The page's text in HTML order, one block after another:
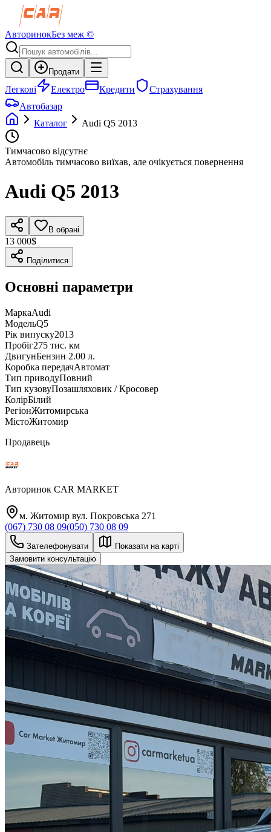
АвторинокБез меж ©
Продати
Легкові Електро Кредити
Страхування
Автобазар
Каталог
Audi Q5 2013
Тимчасово відсутнє
Автомобіль тимчасово виїхав, але очікується повернення
Audi Q5 2013
В обрані
13 000$
Поділитися
Основні параметри
МаркаAudi
МодельQ5
Рік випуску2013
Пробіг275 тис. км
ДвигунБензин 2.00 л.
Коробка передачАвтомат
Тип приводуПовний
Тип кузовуПозашляховик / Кросовер
КолірБілий
РегіонЖитомирська
МістоЖитомир
Продавець
Авторинок CAR MARKET
м. Житомир вул. Покровська 271
(067) 730 08 09(050) 730 08 09
Зателефонувати
Показати на карті
Замовити консультацію